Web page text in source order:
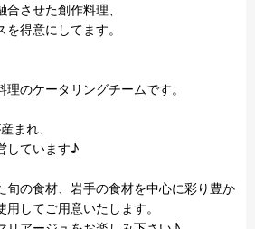
させた創作料理、
得意にしてます。
のケータリングチームです。
まれ、
しています♪
旬の食材、岩手の食材を中心に彩り豊か
してご用意いたします。